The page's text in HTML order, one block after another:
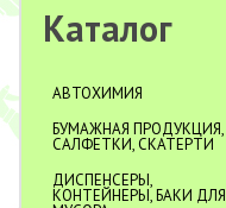
Каталог
АВТОХИМИЯ
БУМАЖНАЯ ПРОДУКЦИЯ,
САЛФЕТКИ, СКАТЕРТИ
ДИСПЕНСЕРЫ,
КОНТЕЙНЕРЫ, БАКИ ДЛЯ